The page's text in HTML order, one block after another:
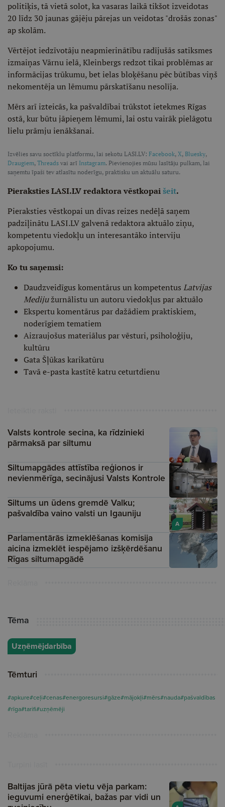
politiķis, tā vietā solot, ka vasaras laikā tikšot izveidotas
20 līdz 30 jaunas gājēju pārejas un veidotas "drošās zonas"
ap skolām.
Vērtējot iedzīvotāju neapmierinātību radījušās satiksmes
izmaiņas Vārnu ielā, Kleinbergs redzot tikai problēmas ar
informācijas trūkumu, bet ielas bloķēšanu pēc būtības viņš
nekomentēja un lēmumu pārskatīšanu nesolīja.
Mērs arī izteicās, ka pašvaldībai trūkstot ietekmes Rīgas
ostā, kur būtu jāpieņem lēmumi, lai ostu vairāk pielāgotu
lielu prāmju ienākšanai.
Izvēlies savu soctīklu platformu, lai sekotu LASI.LV: Facebook, X, Bluesky,
Draugiem, Threads vai arī Instagram. Pievienojies mūsu lasītāju pulkam, lai
saņemtu īpaši tev atlasītu noderīgu, praktisku un aktuālu saturu.
Pieraksties LASI.LV redaktora vēstkopaišeit.
Pieraksties vēstkopai un divas reizes nedēļā saņem
padziļinātu LASI.LV galvenā redaktora aktuālo ziņu,
kompetentu viedokļu un interesantāko interviju
apkopojumu.
Ko tu saņemsi:
Daudzveidīgus komentārus un kompetentus Latvijas
Medijužurnālistu un autoru viedokļus par aktuālo
Ekspertu komentārus par dažādiem praktiskiem,
noderīgiem tematiem
Aizraujošus materiālus par vēsturi, psiholoģiju,
kultūru
Gata Šļūkas karikatūru
Tavā e-pasta kastītē katru ceturtdienu
Valsts kontrole secina, ka rīdzinieki
pārmaksā par siltumu
Siltumapgādes attīstība reģionos ir
nevienmērīga, secinājusi Valsts Kontrole
A
Siltums un ūdens gremdē Valku;
pašvaldība vaino valsti un Igauniju
Parlamentārās izmeklēšanas komisija
aicina izmeklēt iespējamo izšķērdēšanu
Rīgas siltumapgādē
Tēma
Uzņēmējdarbība
Tēmturi
#apkure#ceļi#cenas#energoresursi#gāze#mājokļi#mērs#nauda#pašvaldības
#rīga#tarifi#uzņēmēji
Baltijas jūrā pēta vietu vēja parkam:
ieguvumi enerģētikai, bažas par vidi un